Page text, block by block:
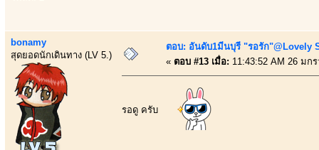
bonamy
สุดยอดนักเดินทาง (LV 5.)
ตอบ: อันดับ1มีนบุรี "รอรัก"@Lovely
« ตอบ #13 เมื่อ: 11:43:52 AM 26 มก
รอดู ครับ